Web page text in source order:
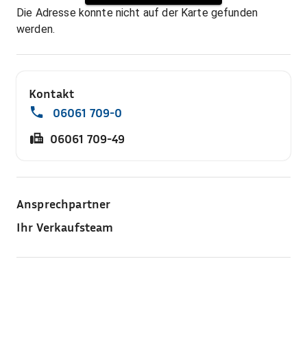
Die Adresse konnte nicht auf der Karte gefunden
werden.
Kontakt
06061 709-0
06061 709-49
Ansprechpartner
Ihr Verkaufsteam